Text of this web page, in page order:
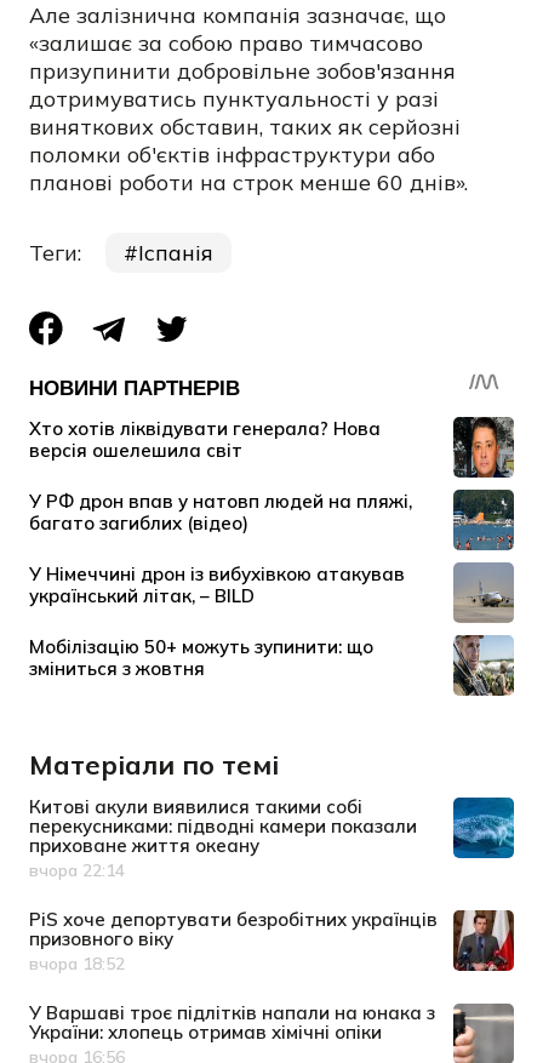
Але залізнична компанія зазначає, що
«залишає за собою право тимчасово
призупинити добровільне зобов'язання
дотримуватись пунктуальності у разі
виняткових обставин, таких як серйозні
поломки об'єктів інфраструктури або
планові роботи на строк менше 60 днів».
Теги: Іспанія
Матеріали по темі
Китові акули виявилися такими собі
перекусниками: підводні камери показали
приховане життя океану
Дата публікації
вчора 22:14
PiS хоче депортувати безробітних українців
призовного віку
Дата публікації
вчора 18:52
У Варшаві троє підлітків напали на юнака з
України: хлопець отримав хімічні опіки
вчора 16:56